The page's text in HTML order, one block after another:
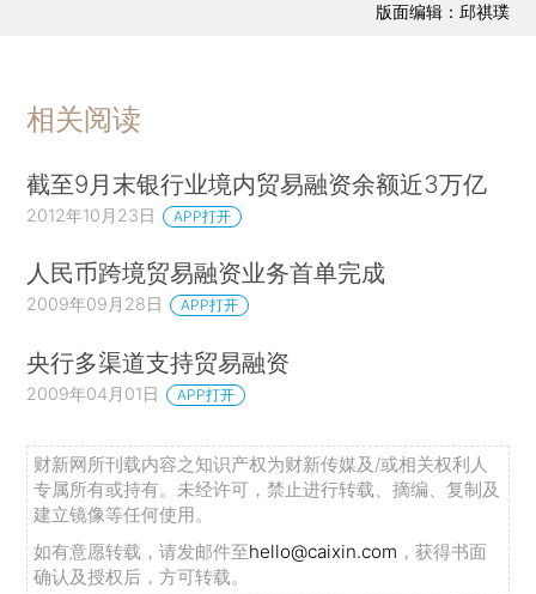
版面编辑：邱祺璞
相关阅读
截至9月末银行业境内贸易融资余额近3万亿
2012年10月23日 APP打开
人民币跨境贸易融资业务首单完成
2009年09月28日 APP打开
央行多渠道支持贸易融资
2009年04月01日 APP打开
财新网所刊载内容之知识产权为财新传媒及/或相关权利人
专属所有或持有。未经许可，禁止进行转载、摘编、复制及
建立镜像等任何使用。
如有意愿转载，请发邮件至hello@caixin.com ，获得书面
确认及授权后，方可转载。